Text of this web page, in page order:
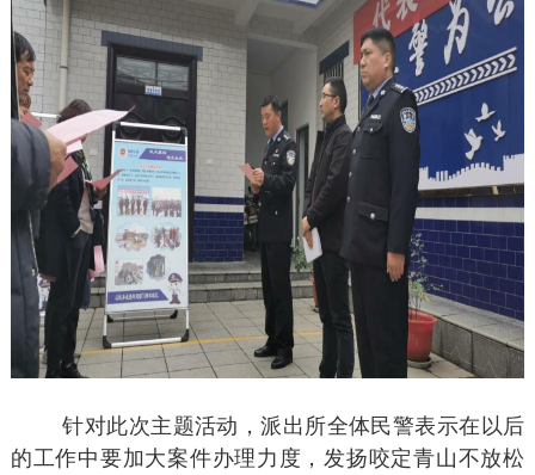
针对此次主题活动，派出所全体民警表示在以后
的工作中要加大案件办理力度，发扬咬定青山不放松